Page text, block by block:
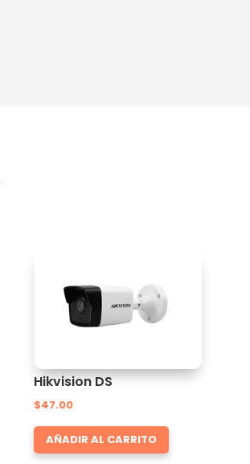
Hikvision DS
$47.00
AÑADIR AL CARRITO